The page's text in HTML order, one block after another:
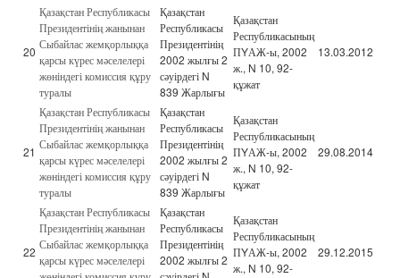
20
Қазақстан Республикасы
Президентінің жанынан
Сыбайлас жемқорлыққа
қарсы күрес мәселелері
жөніндегі комиссия құру
туралы
Қазақстан
Республикасы
Президентінің
2002 жылғы 2
сәуірдегі N
839 Жарлығы
Қазақстан
Республикасының
ПYАЖ-ы, 2002
ж., N 10, 92-
құжат
13.03.2012
21
Қазақстан Республикасы
Президентінің жанынан
Сыбайлас жемқорлыққа
қарсы күрес мәселелері
жөніндегі комиссия құру
туралы
Қазақстан
Республикасы
Президентінің
2002 жылғы 2
сәуірдегі N
839 Жарлығы
Қазақстан
Республикасының
ПYАЖ-ы, 2002
ж., N 10, 92-
құжат
29.08.2014
22
Қазақстан Республикасы
Президентінің жанынан
Сыбайлас жемқорлыққа
қарсы күрес мәселелері
Қазақстан
Республикасы
Президентінің
2002 жылғы 2
Қазақстан
Республикасының
ПYАЖ-ы, 2002
ж., N 10, 92-
29.12.2015